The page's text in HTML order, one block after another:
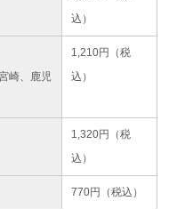
込）
崎、鹿児
1,210円（税
込）
1,320円（税
込）
770円（税込）